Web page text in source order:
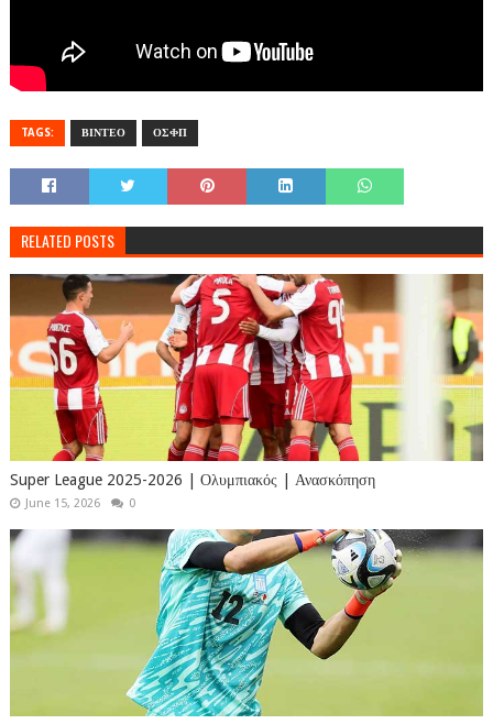
TAGS: ΒΙΝΤΕΟ ΟΣΦΠ
RELATED POSTS
Super League 2025-2026 | Ολυμπιακός | Ανασκόπηση
June 15, 2026 0